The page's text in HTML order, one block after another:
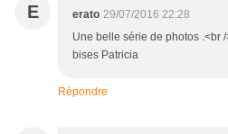
E erato 29/07/2016 22:28
Une belle série de photos .<br
bises Patricia
Répondre